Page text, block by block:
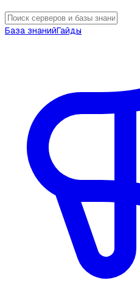
База знанийГайды